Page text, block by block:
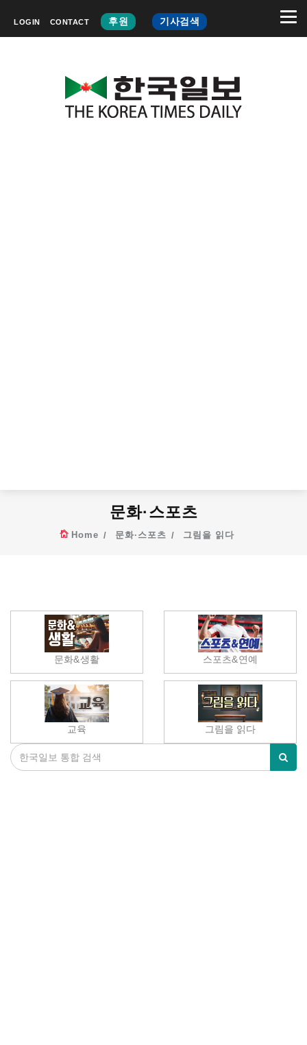
LOGIN CONTACT 후원 기사검색
문화·스포츠
Home 문화·스포츠 그림을 읽다
문화&생활 스포츠&연예
교육 그림을 읽다